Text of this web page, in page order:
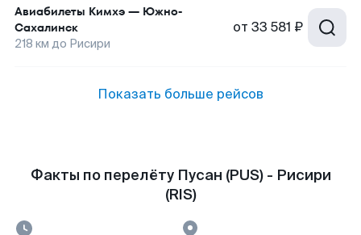
Авиабилеты Кимхэ — Южно-
Сахалинск
218 км до Рисири
от 33 581 ₽
Показать больше рейсов
Факты по перелёту Пусан (PUS) - Рисири
(RIS)